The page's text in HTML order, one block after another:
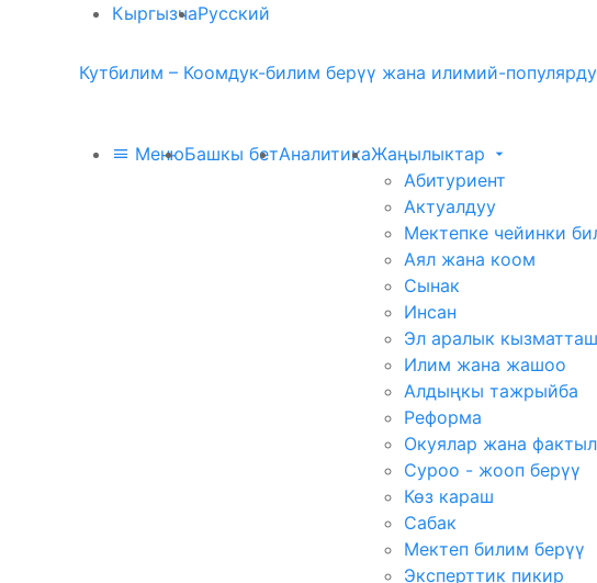
КыргызчаРусский
Кутбилим – Коомдук-билим берүү жана илимий-
МенюБашкы бетАналитикаЖаңылыктар
Абитуриент
Актуалдуу
Мектепке чейинки
Аял жана коом
Сынак
Инсан
Эл аралык
Илим жана жашоо
Алдыңкы тажрыйба
Реформа
Окуялар жана
Суроо - жооп берүү
Көз караш
Сабак
Мектеп билим берүү
Эксперттик пикир